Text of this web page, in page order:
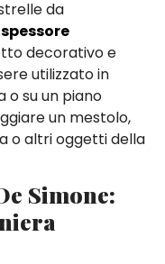
da
spessore
decorativo e
utilizzato in
o su un piano
un mestolo,
o altri oggetti della
Simone: